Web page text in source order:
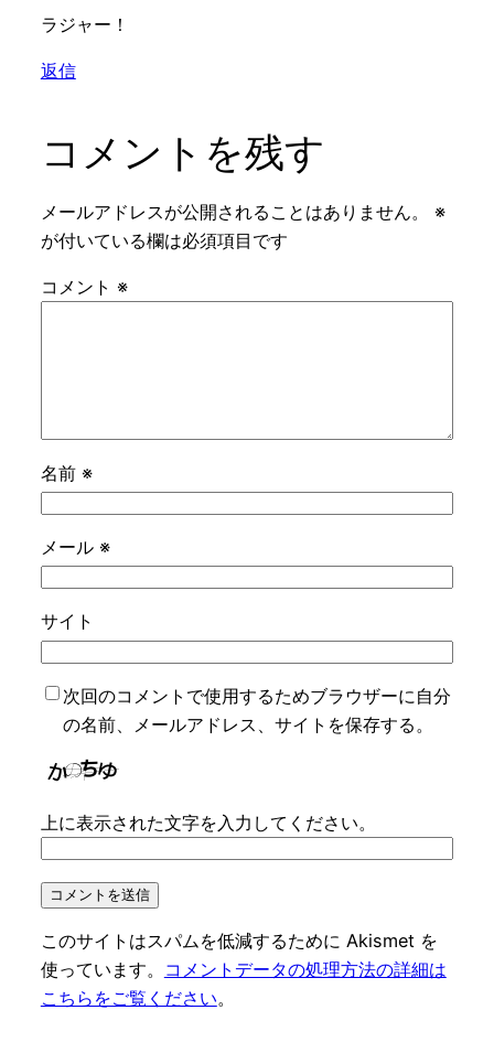
ラジャー！
返信
コメントを残す
メールアドレスが公開されることはありません。
※
が付いている欄は必須項目です
コメント ※
名前 ※
メール ※
サイト
次回のコメントで使用するためブラウザーに自分
の名前、メールアドレス、サイトを保存する。
上に表示された文字を入力してください。
このサイトはスパムを低減するために Akismet を
使っています。
コメントデータの処理方法の詳細は
こちらをご覧ください。